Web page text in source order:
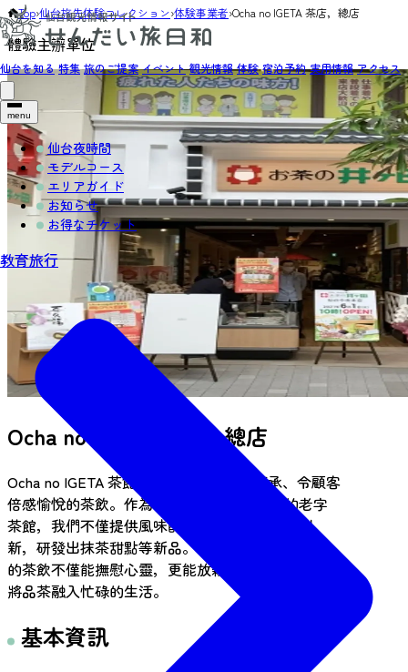
仙台を知る 特集 旅のご提案 イベント 観光情報 体験 宿泊予約 実用情報 アクセス
menu
仙台夜時間
モデルコース
エリアガイド
お知らせ
お得なチケット
教育旅行
Top›仙台旅先体験コレクション›体験事業者›Ocha no IGETA 茶店，總店
體驗主辦單位
Ocha no IGETA 茶店，總店
Ocha no IGETA 茶館致力於提供能世代傳承、令顧客
倍感愉悅的茶飲。作為一家擁有90餘年歷史的老字
茶館，我們不僅提供風味醇正的茶飲，更不斷創
新，研發出抹茶甜點等新品。 Ocha no IGETA 茶館
的茶飲不僅能撫慰心靈，更能放鬆身心，讓您輕鬆
將品茶融入忙碌的生活。
基本資訊